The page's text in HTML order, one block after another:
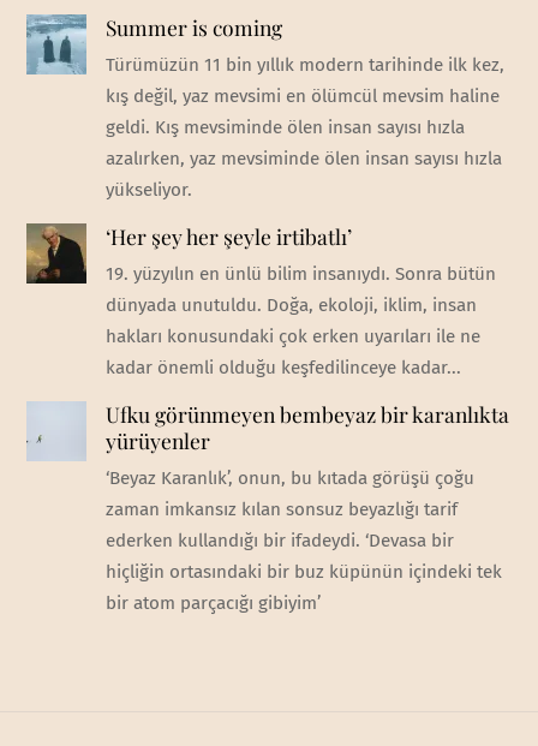
Summer is coming
Türümüzün 11 bin yıllık modern tarihinde ilk kez,
kış değil, yaz mevsimi en ölümcül mevsim haline
geldi. Kış mevsiminde ölen insan sayısı hızla
azalırken, yaz mevsiminde ölen insan sayısı hızla
yükseliyor.
‘Her şey her şeyle irtibatlı’
19. yüzyılın en ünlü bilim insanıydı. Sonra bütün
dünyada unutuldu. Doğa, ekoloji, iklim, insan
hakları konusundaki çok erken uyarıları ile ne
kadar önemli olduğu keşfedilinceye kadar...
Ufku görünmeyen bembeyaz bir karanlıkta
yürüyenler
‘Beyaz Karanlık’, onun, bu kıtada görüşü çoğu
zaman imkansız kılan sonsuz beyazlığı tarif
ederken kullandığı bir ifadeydi. ‘Devasa bir
hiçliğin ortasındaki bir buz küpünün içindeki tek
bir atom parçacığı gibiyim’